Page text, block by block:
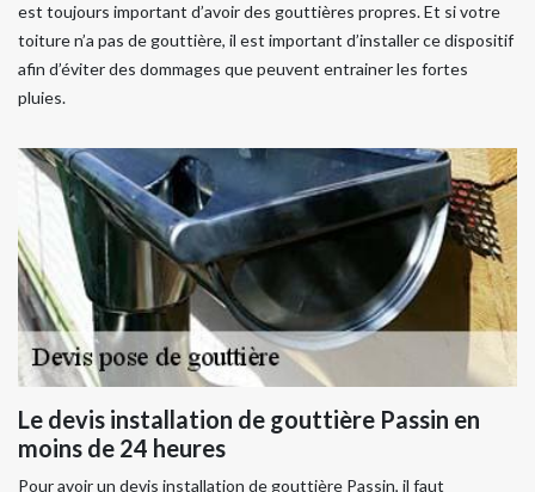
est toujours important d’avoir des gouttières propres. Et si votre
toiture n’a pas de gouttière, il est important d’installer ce dispositif
afin d’éviter des dommages que peuvent entrainer les fortes
pluies.
Le devis installation de gouttière Passin en
moins de 24 heures
Pour avoir un devis installation de gouttière Passin, il faut